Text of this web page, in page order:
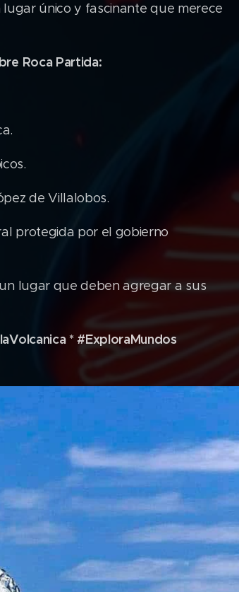
único y fascinante que merece
Roca Partida:
de Villalobos.
protegida por el gobierno
lugar que deben agregar a sus
* #ExploraMundos